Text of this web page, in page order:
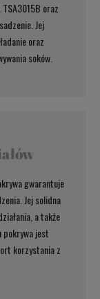
oraz
Jej
oraz
soków.
gwarantuje
Jej solidna
a także
pokrywa jest
korzystania z